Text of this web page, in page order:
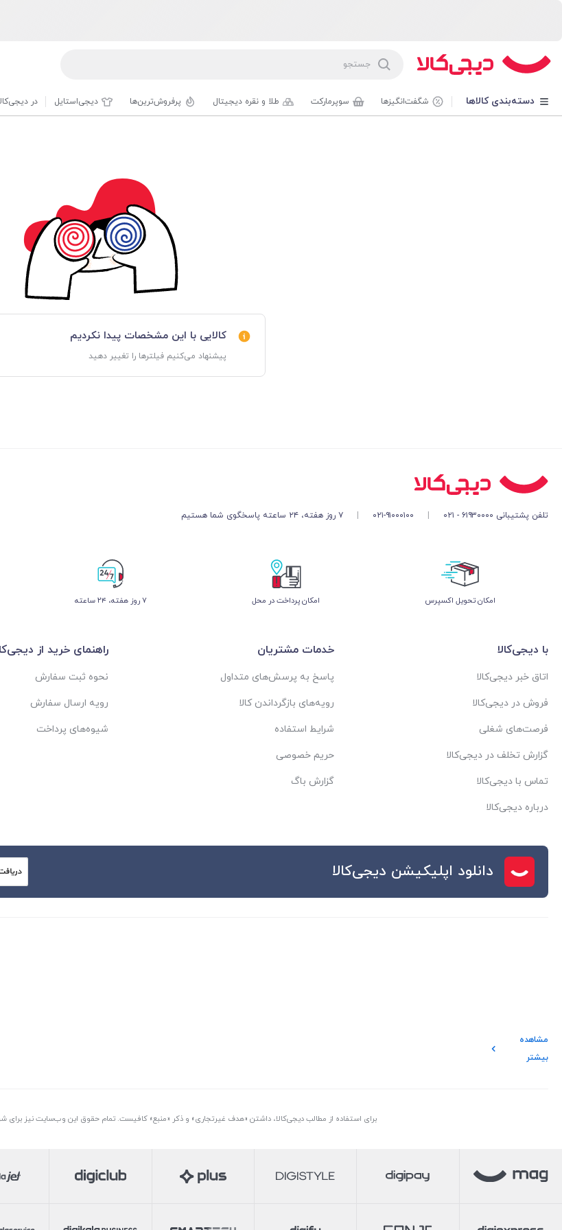
دسته‌بندی کالاها شگفت‌انگیزها سوپرمارکت طلا و نقره دیجیتال پرفروش‌ترین‌ها دیجی‌استایل در
کالایی با این مشخصات پیدا نکردیم
پیشنهاد می‌کنیم فیلترها را تغییر دهید
تلفن پشتیبانی ۶۱۹۳۰۰۰۰ - ۰۲۱ ۰۲۱-۹۱۰۰۰۱۰۰ ۷ روز هفته، ۲۴ ساعته پاسخگوی شما هستیم
اﻣﮑﺎن ﺗﺤﻮﯾﻞ اﮐﺴﭙﺮس امکان پرداخت در محل ۷ روز ﻫﻔﺘﻪ، ۲۴ ﺳﺎﻋﺘﻪ
با دیجی‌کالا
اتاق خبر دیجی‌کالا
فروش در دیجی‌کالا
فرصت‌های شغلی
گزارش تخلف در دیجی‌کالا
تماس با دیجی‌کالا
درباره دیجی‌کالا
خدمات مشتریان
پاسخ به پرسش‌های متداول
رویه‌های بازگرداندن کالا
شرایط استفاده
حریم خصوصی
گزارش باگ
راهنمای خرید از
نحوه ثبت سفارش
رویه ارسال سفارش
شیوه‌های پرداخت
دانلود اپلیکیشن دیجی‌کالا
مشاهده
بیشتر
برای استفاده از مطالب دیجی‌کالا، داشتن «هدف غیرتجاری» و ذکر «منبع» کافیست. تمام حقوق اين وب‌سايت نیز برای